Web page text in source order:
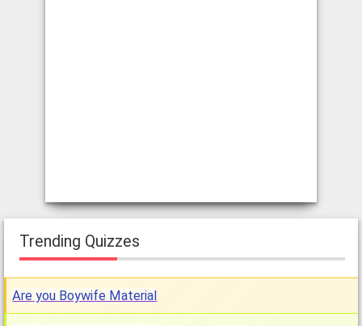
Trending Quizzes
Are you Boywife Material